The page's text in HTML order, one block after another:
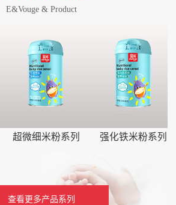
E&Vouge & Product
超微细米粉系列 强化铁米粉系列
查看更多产品系列